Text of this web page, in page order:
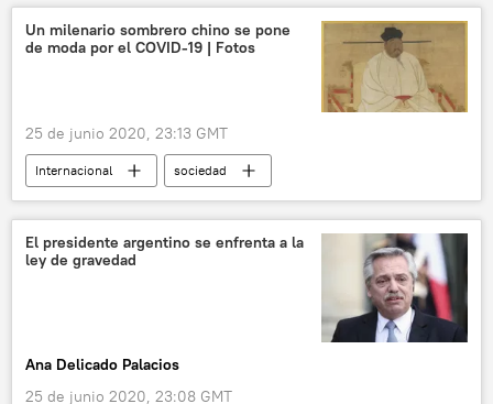
noticias
Un milenario sombrero chino se pone
de moda por el COVID-19 | Fotos
25 de junio 2020, 23:13 GMT
Internacional
sociedad
🎭 Arte y cultura
💢 Insólito
💗 Salud
China
pandemia de coronavirus
El presidente argentino se enfrenta a la
ley de gravedad
Ana Delicado Palacios
25 de junio 2020, 23:08 GMT